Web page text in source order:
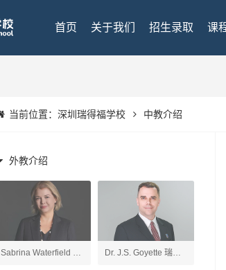
首页 关于我们 招生录取 课
当前位置： 深圳瑞得福学校 中教介绍
外教介绍
Sabrina Waterfield 深 Dr. J.S. Goyette 瑞得